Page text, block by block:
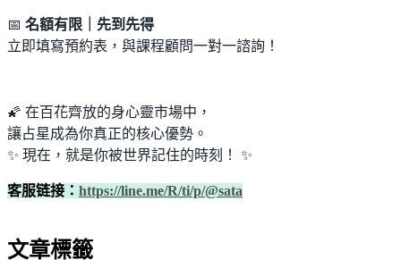
📅 名額有限｜先到先得
立即填寫預約表，與課程顧問一對一諮詢！
🌠 在百花齊放的身心靈市場中，
讓占星成為你真正的核心優勢。
✨ 現在，就是你被世界記住的時刻！ ✨
客服链接： https://line.me/R/ti/p/@sata
文章標籤